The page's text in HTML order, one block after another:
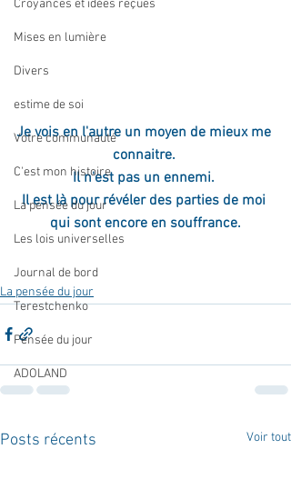
Croyances et idées reçues
Mises en lumière
Divers
estime de soi
Votre communauté
C'est mon histoire
La pensée du jour
Les lois universelles
Journal de bord
Terestchenko
Pensée du jour
ADOLAND
Je vois en l'autre un moyen de mieux me
connaitre.
Il n'est pas un ennemi.
Il est là pour révéler des parties de moi
qui sont encore en souffrance.
La pensée du jour
Posts récents Voir tout